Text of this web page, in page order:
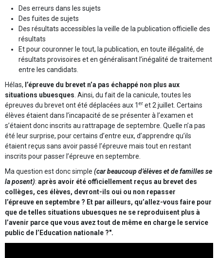
Des erreurs dans les sujets
Des fuites de sujets
Des résultats accessibles la veille de la publication officielle des
résultats
Et pour couronner le tout, la publication, en toute illégalité, de
résultats provisoires et en généralisant l’inégalité de traitement
entre les candidats.
Hélas, l’épreuve du brevet n’a pas échappé non plus aux
situations ubuesques. Ainsi, du fait de la canicule, toutes les
épreuves du brevet ont été déplacées aux 1 er et 2 juillet. Certains
élèves étaient dans l’incapacité de se présenter à l’examen et
s’étaient donc inscrits au rattrapage de septembre. Quelle n’a pas
été leur surprise, pour certains d’entre eux, d’apprendre qu’ils
étaient reçus sans avoir passé l’épreuve mais tout en restant
inscrits pour passer l’épreuve en septembre.
Ma question est donc simple (car beaucoup d’élèves et de familles se
la posent): après avoir été officiellement reçus au brevet des
collèges, ces élèves, devront-ils oui ou non repasser
l’épreuve en septembre ? Et par ailleurs, qu’allez-vous faire pour
que de telles situations ubuesques ne se reproduisent plus à
l’avenir parce que vous avez tout de même en charge le service
public de l’Education nationale ?".